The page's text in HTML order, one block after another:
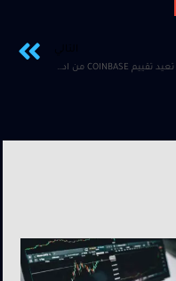
BOFA تعيد تقييم COINBASE من اداء اقل من المتوقع الى محايد وصانع السوق يضيف كميات اضافية على سترايك 222$ حتى الجمعة المقبلة